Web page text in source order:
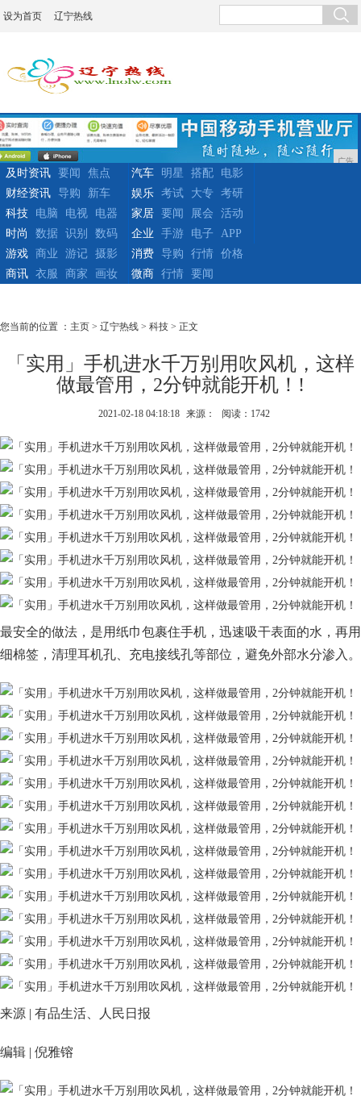
设为首页 辽宁热线
广告
及时资讯 要闻
焦点
财经资讯
导购 新车
汽车 明星 搭配
电影
娱乐
考试 大专
考研
科技
电脑 电视
电器
时尚
数据 识别 数码
家居 要闻 展会
活动
企业
手游 电子
APP
游戏
商业 游记
摄影
商讯
衣服 商家 画妆
消费 导购 行情
价格
微商
行情 要闻
您当前的位置 ： 主页 > 辽宁热线 > 科技 > 正文
「实用」手机进水千万别用吹风机，这样
做最管用，2分钟就能开机！!
2021-02-18 04:18:18 来源： 阅读：1742
最安全的做法，是用纸巾包裹住手机，迅速吸干表面的水，再用
细棉签，清理耳机孔、充电接线孔等部位，避免外部水分渗入。
来源 | 有品生活、人民日报
编辑 | 倪雅镕